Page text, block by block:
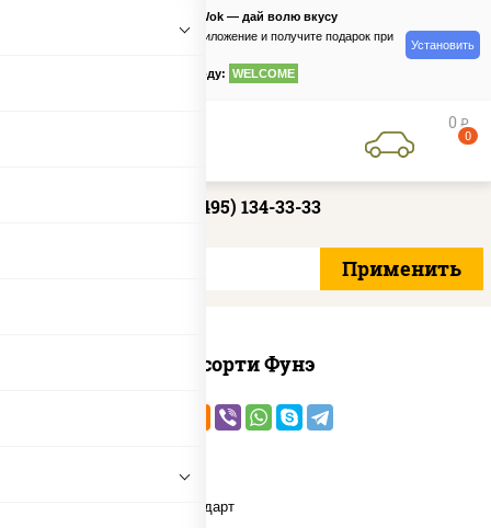
PizzaSushiWok — дай волю вкусу
Скачайте приложение и получите подарок при
по промокоду: WELCOME
Установить
0 руб
0
+7 (495) 134-33-33
Ассорти Фунэ